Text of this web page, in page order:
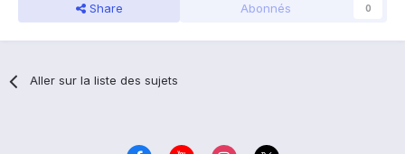
Share Abonnés 0
Aller sur la liste des sujets